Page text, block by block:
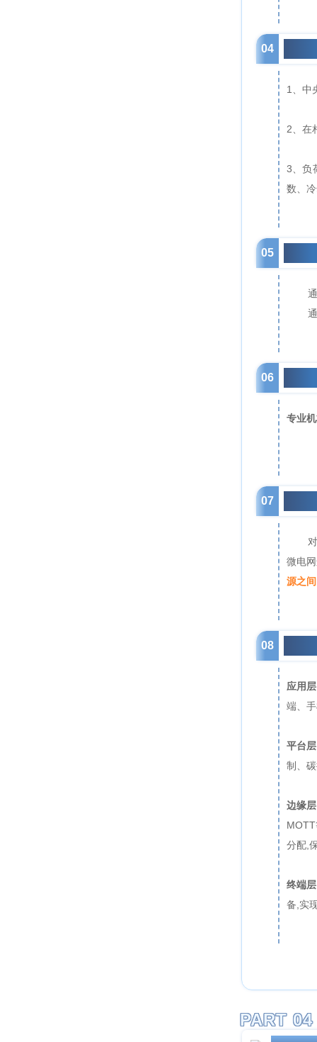
04
1、中
2、在
3、负
数、
05
06
专业
07
微电
源之
08
应用
端、
平台
制、
边缘
分配,
终端
备,实
PART 04